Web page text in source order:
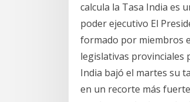
calcula la Tasa India es
poder ejecutivo El
formado por miembros
legislativas provinciales
India bajó el martes su
en un recorte más